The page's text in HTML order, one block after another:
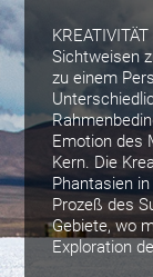
Sichtweisen
zu einem
Emotion des
Kern. Die
Phantasien
Prozeß des
Gebiete, wo
Exploration